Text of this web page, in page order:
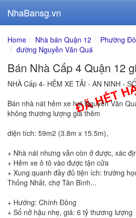
NhaBansg.vn
Home Nhà bán Quận 12
Phường
đường Nguyễn Văn Quá
Bán Nhà Cấp 4 Quận 12
NHÀ Cấp 4- HẺM XE TẢI - AN NINH -
Bán nhà nát hẻm xe hơi Nguyễn Văn
không thương lượng giá thêm
diện tích: 59m2 (3.8m x 15.5m),
+ Nhà nát nhưng vẫn còn ở được, xác
+ Hẻm xe ô tô vào được tận cửa
+ Xung quanh đầy đủ tiện ích: trường
Thống Nhất, chợ Tân Bình...
+ Hướng: Chính Đông
+ Sổ nở hậu nhẹ, giá: 6 tỷ thương lượng